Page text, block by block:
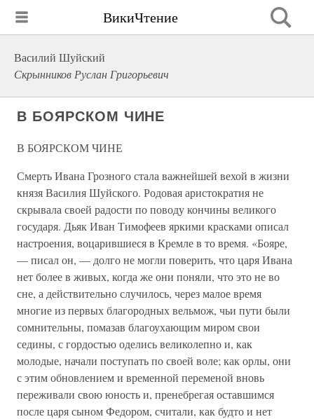
ВикиЧтение
Василий Шуйский
Скрынников Руслан Григорьевич
В БОЯРСКОМ ЧИНЕ
В БОЯРСКОМ ЧИНЕ
Смерть Ивана Грозного стала важнейшей вехой в жизни
князя Василия Шуйского. Родовая аристократия не
скрывала своей радости по поводу кончины великого
государя. Дьяк Иван Тимофеев яркими красками описал
настроения, воцарившиеся в Кремле в то время. «Бояре,
— писал он, — долго не могли поверить, что царя Ивана
нет более в живых, когда же они поняли, что это не во
сне, а действительно случилось, через малое время
многие из первых благородных вельмож, чьи пути были
сомнительны, помазав благоухающим миром свои
седины, с гордостью оделись великолепно и, как
молодые, начали поступать по своей воле; как орлы, они
с этим обновлением и временной переменой вновь
переживали свою юность и, пренебрегая оставшимся
после царя сыном Федором, считали, как будто и нет